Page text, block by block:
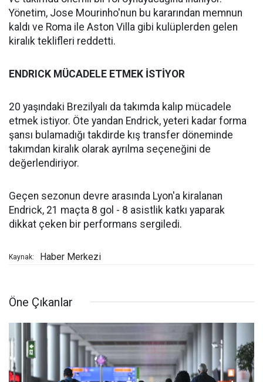
Yönetim, Jose Mourinho'nun bu kararından memnun
kaldı ve Roma ile Aston Villa gibi kulüplerden gelen
kiralık teklifleri reddetti.
ENDRICK MÜCADELE ETMEK İSTİYOR
20 yaşındaki Brezilyalı da takımda kalıp mücadele
etmek istiyor. Öte yandan Endrick, yeteri kadar forma
şansı bulamadığı takdirde kış transfer döneminde
takımdan kiralık olarak ayrılma seçeneğini de
değerlendiriyor.
Geçen sezonun devre arasında Lyon'a kiralanan
Endrick, 21 maçta 8 gol - 8 asistlik katkı yaparak
dikkat çeken bir performans sergiledi.
Kaynak: Haber Merkezi
Öne Çıkanlar